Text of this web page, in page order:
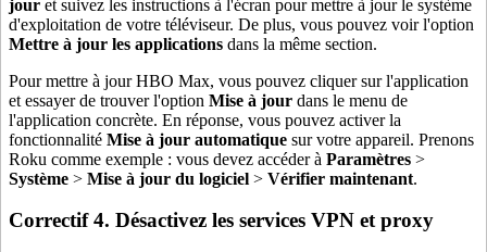
jour et suivez les instructions à l'écran pour mettre à jour le système
d'exploitation de votre téléviseur. De plus, vous pouvez voir l'option
Mettre à jour les applications dans la même section.
Pour mettre à jour HBO Max, vous pouvez cliquer sur l'application
et essayer de trouver l'option Mise à jour dans le menu de
l'application concrète. En réponse, vous pouvez activer la
fonctionnalité Mise à jour automatique sur votre appareil. Prenons
Roku comme exemple : vous devez accéder à Paramètres >
Système > Mise à jour du logiciel > Vérifier maintenant.
Correctif 4. Désactivez les services VPN et proxy